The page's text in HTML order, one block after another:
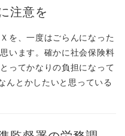
注意を
を、一度はごらんになった
います。確かに社会保険料
ってかなりの負担になって
んとかしたいと思っている